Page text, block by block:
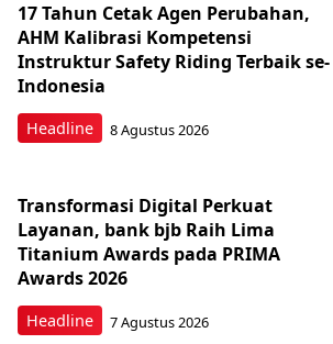
Headline
17 Tahun Cetak Agen Perubahan,
AHM Kalibrasi Kompetensi
Instruktur Safety Riding Terbaik se-
Indonesia
8 Agustus 2026
Headline
Transformasi Digital Perkuat
Layanan, bank bjb Raih Lima
Titanium Awards pada PRIMA
Awards 2026
7 Agustus 2026